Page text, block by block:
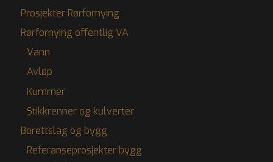
Prosjekter Rørfornying
Rørfornying offentlig VA
Vann
Avløp
Kummer
Stikkrenner og kulverter
Borettslag og bygg
Referanseprosjekter bygg